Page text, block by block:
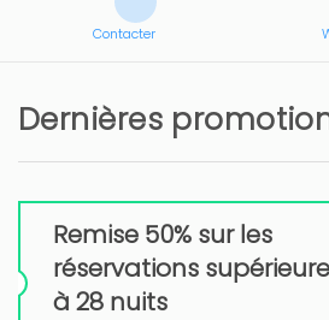
Contacter
Dernières
Remise 50% sur les
réservations
à 28 nuits